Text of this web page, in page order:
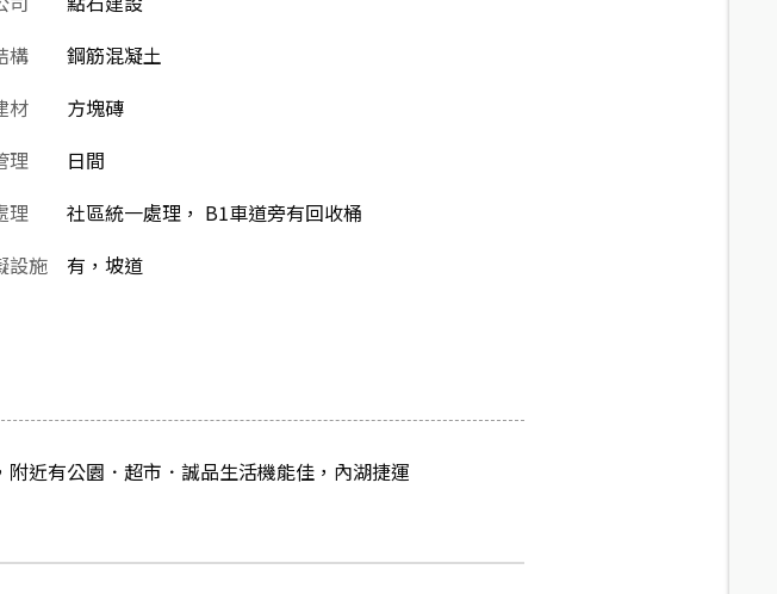
構
鋼筋混凝土
材
方塊磚
理
日間
理
社區統一處理， B1車道旁有回收桶
設施
有，坡道
近有公園．超市．誠品生活機能佳，內湖捷運